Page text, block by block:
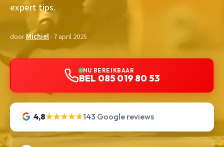
expert tips.
doorMichiel· 7 april 2025
NU BEREIKBAAR
BEL 085 019 80 53
4,8★★★★★143 Google reviews